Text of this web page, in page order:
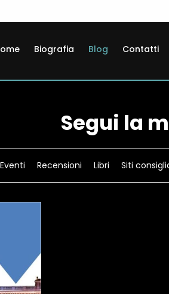
Biografia Blog Contatti
Segui la
Eventi Recensioni Libri Siti